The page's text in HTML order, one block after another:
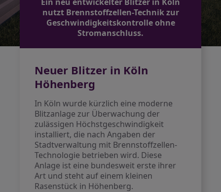
nutzt Brennstoffzellen-Technik zur
Geschwindigkeitskontrolle ohne
Stromanschluss.
Neuer Blitzer in Köln
Höhenberg
In Köln wurde kürzlich eine moderne
Blitzanlage zur Überwachung der
zulässigen Höchstgeschwindigkeit
installiert, die nach Angaben der
Stadtverwaltung mit Brennstoffzellen-
Technologie betrieben wird. Diese
Anlage ist eine bundesweit erste ihrer
Art und steht auf einem kleinen
Rasenstück in Höhenberg.